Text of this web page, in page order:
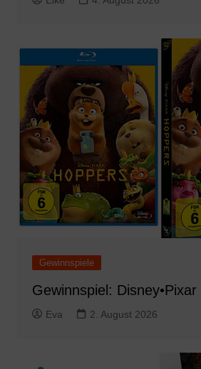
Gewinnspiele
Gewinnspiel:
Eva 2. August 2026